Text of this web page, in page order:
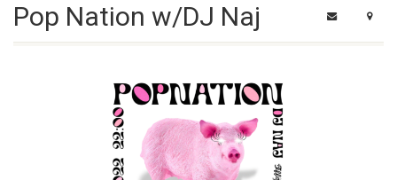
Pop Nation w/DJ Naj